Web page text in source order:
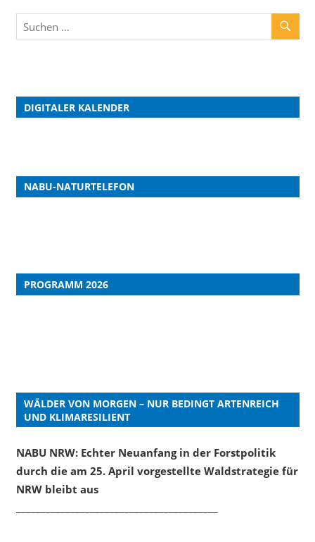
DIGITALER KALENDER
NABU-NATURTELEFON
PROGRAMM 2026
WÄLDER VON MORGEN – NUR BEDINGT ARTENREICH
UND KLIMARESILIENT
NABU NRW: Echter Neuanfang in der Forstpolitik
durch die am 25. April vorgestellte Waldstrategie für
NRW bleibt aus